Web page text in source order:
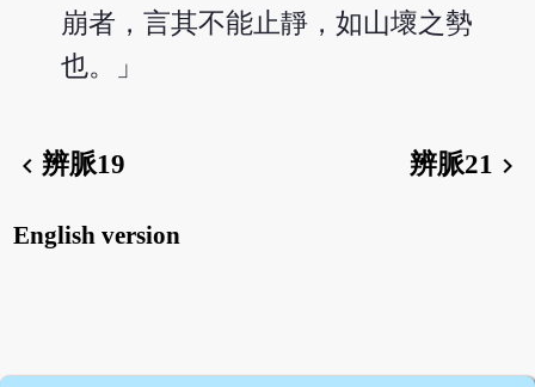
崩者，言其不能止靜，如山壞之勢
也。」
chevron_left辨脈19 辨脈21 chevron_right
English version